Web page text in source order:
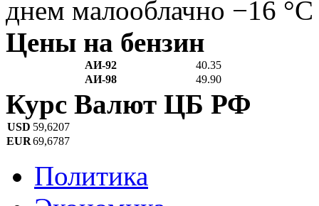
днем малооблачно −16 °C
Цены на бензин
АИ-92
40.35
АИ-98
49.90
Курс Валют ЦБ РФ
USD 59,6207
EUR69,6787
Политика